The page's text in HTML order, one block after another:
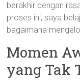
berakhir dengan
proses ini, saya
bagaimana
Momen
yang Tak